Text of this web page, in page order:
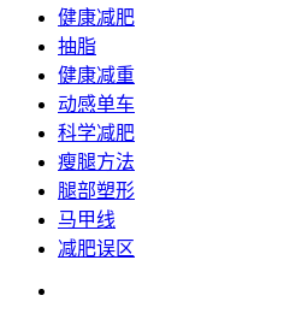
健康减肥
抽脂
健康减重
动感单车
科学减肥
瘦腿方法
腿部塑形
马甲线
减肥误区